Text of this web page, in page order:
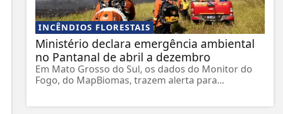
INCÊNDIOS FLORESTAIS
Ministério declara emergência ambiental
no Pantanal de abril a dezembro
Em Mato Grosso do Sul, os dados do Monitor do
Fogo, do MapBiomas, trazem alerta para...